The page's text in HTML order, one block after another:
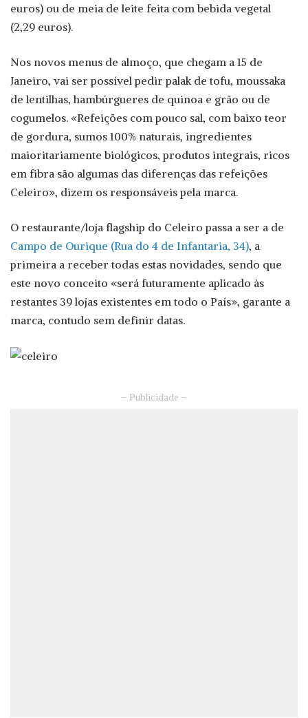
euros) ou de meia de leite feita com bebida vegetal
(2,29 euros).
Nos novos menus de almoço, que chegam a 15 de
Janeiro, vai ser possível pedir palak de tofu, moussaka
de lentilhas, hambúrgueres de quinoa e grão ou de
cogumelos. «Refeições com pouco sal, com baixo teor
de gordura, sumos 100% naturais, ingredientes
maioritariamente biológicos, produtos integrais, ricos
em fibra são algumas das diferenças das refeições
Celeiro», dizem os responsáveis pela marca.
O restaurante/loja flagship do Celeiro passa a ser a de
Campo de Ourique (Rua do 4 de Infantaria, 34), a
primeira a receber todas estas novidades, sendo que
este novo conceito «será futuramente aplicado às
restantes 39 lojas existentes em todo o País», garante a
marca, contudo sem definir datas.
– Publicidade –